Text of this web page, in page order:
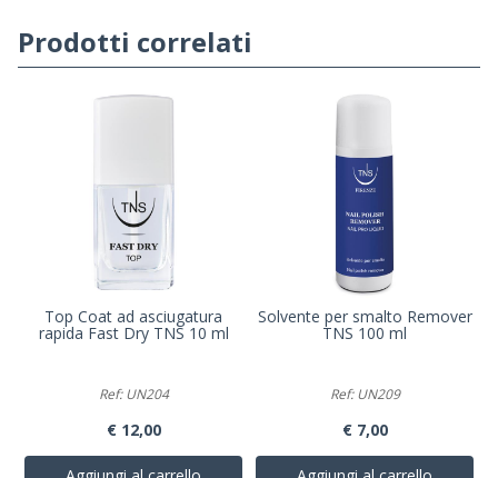
Prodotti correlati
Top Coat ad asciugatura
rapida Fast Dry TNS 10 ml
Ref: UN204
€ 12,00
Solvente per smalto Remover
TNS 100 ml
Ref: UN209
€ 7,00